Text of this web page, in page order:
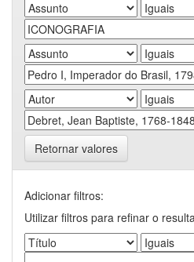
Retornar valores
Adicionar filtros:
Utilizar filtros para refinar o